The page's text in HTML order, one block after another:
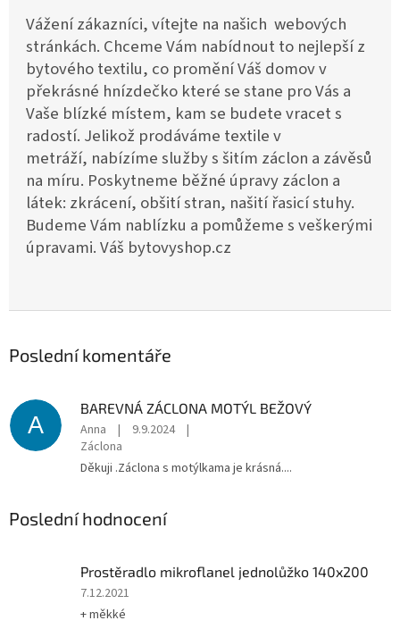
Vážení zákazníci, vítejte na našich webových
stránkách. Chceme Vám nabídnout to nejlepší z
bytového textilu, co promění Váš domov v
překrásné hnízdečko které se stane pro Vás a
Vaše blízké místem, kam se budete vracet s
radostí. Jelikož prodáváme textile v
metráží, nabízíme služby s šitím záclon a závěsů
na míru. Poskytneme běžné úpravy záclon a
látek: zkrácení, obšití stran, našití řasicí stuhy.
Budeme Vám nablízku a pomůžeme s veškerými
úpravami. Váš bytovyshop.cz
Poslední komentáře
A
BAREVNÁ ZÁCLONA MOTÝL BEŽOVÝ
Anna | 9.9.2024
|
Záclona
Děkuji .Záclona s motýlkama je krásná....
Poslední hodnocení
Prostěradlo mikroflanel jednolůžko 140x200
Hodnocení
produktu
7.12.2021
+ měkké